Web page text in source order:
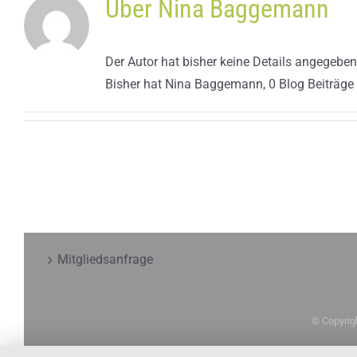
Über Nina Baggemann
Der Autor hat bisher keine Details
Bisher hat Nina Baggemann, 0 Blog Beiträge
Mitgliedsanfrage
©